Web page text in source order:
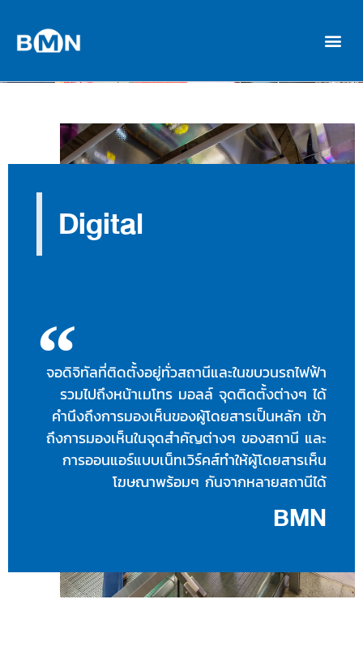
Digital
จอดิจิทัลที่ติดตั้งอยู่ทั่วสถานีและในขบวนรถไฟฟ้า
รวมไปถึงหน้าเมโทร มอลล์ จุดติดตั้งต่างๆ ได้
คำนึงถึงการมองเห็นของผู้โดยสารเป็นหลัก เข้า
ถึงการมองเห็นในจุดสำคัญต่างๆ ของสถานี และ
การออนแอร์แบบเน็ทเวิร์คส์ทำให้ผู้โดยสารเห็น
โฆษณาพร้อมๆ กันจากหลายสถานีได้
BMN